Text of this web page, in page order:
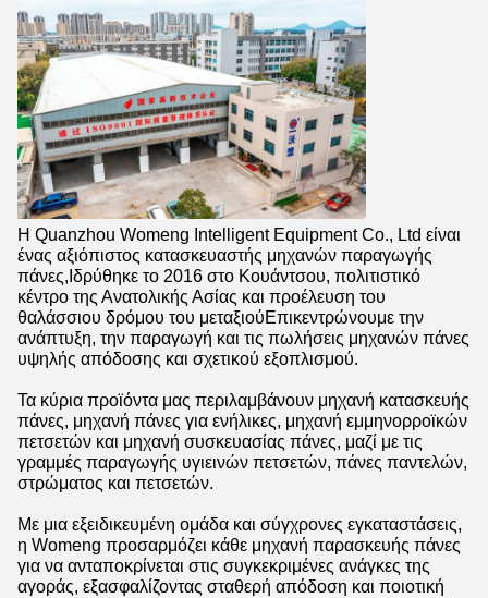
Η Quanzhou Womeng Intelligent Equipment Co., Ltd είναι
ένας αξιόπιστος κατασκευαστής μηχανών παραγωγής
πάνες,Ιδρύθηκε το 2016 στο Κουάντσου, πολιτιστικό
κέντρο της Ανατολικής Ασίας και προέλευση του
θαλάσσιου δρόμου του μεταξιούΕπικεντρώνουμε την
ανάπτυξη, την παραγωγή και τις πωλήσεις μηχανών πάνες
υψηλής απόδοσης και σχετικού εξοπλισμού.
Τα κύρια προϊόντα μας περιλαμβάνουν μηχανή κατασκευής
πάνες, μηχανή πάνες για ενήλικες, μηχανή εμμηνορροϊκών
πετσετών και μηχανή συσκευασίας πάνες, μαζί με τις
γραμμές παραγωγής υγιεινών πετσετών, πάνες παντελών,
στρώματος και πετσετών.
Με μια εξειδικευμένη ομάδα και σύγχρονες εγκαταστάσεις,
η Womeng προσαρμόζει κάθε μηχανή παρασκευής πάνες
για να ανταποκρίνεται στις συγκεκριμένες ανάγκες της
αγοράς, εξασφαλίζοντας σταθερή απόδοση και ποιοτική